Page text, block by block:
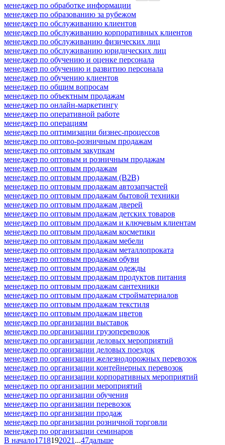
менеджер по обработке информации
менеджер по образованию за рубежом
менеджер по обслуживанию клиентов
менеджер по обслуживанию корпоративных клиентов
менеджер по обслуживанию физических лиц
менеджер по обслуживанию юридических лиц
менеджер по обучению и оценке персонала
менеджер по обучению и развитию персонала
менеджер по обучению клиентов
менеджер по общим вопросам
менеджер по объектным продажам
менеджер по онлайн-маркетингу
менеджер по оперативной работе
менеджер по операциям
менеджер по оптимизации бизнес-процессов
менеджер по оптово-розничным продажам
менеджер по оптовым закупкам
менеджер по оптовым и розничным продажам
менеджер по оптовым продажам
менеджер по оптовым продажам (B2B)
менеджер по оптовым продажам автозапчастей
менеджер по оптовым продажам бытовой техники
менеджер по оптовым продажам дверей
менеджер по оптовым продажам детских товаров
менеджер по оптовым продажам и ключевым клиентам
менеджер по оптовым продажам косметики
менеджер по оптовым продажам мебели
менеджер по оптовым продажам металлопроката
менеджер по оптовым продажам обуви
менеджер по оптовым продажам одежды
менеджер по оптовым продажам продуктов питания
менеджер по оптовым продажам сантехники
менеджер по оптовым продажам стройматериалов
менеджер по оптовым продажам текстиля
менеджер по оптовым продажам цветов
менеджер по организации выставок
менеджер по организации грузоперевозок
менеджер по организации деловых мероприятий
менеджер по организации деловых поездок
менеджер по организации железнодорожных перевозок
менеджер по организации контейнерных перевозок
менеджер по организации корпоративных мероприятий
менеджер по организации мероприятий
менеджер по организации обучения
менеджер по организации перевозок
менеджер по организации продаж
менеджер по организации розничной торговли
менеджер по организации семинаров
В начало1718192021 ...47дальше